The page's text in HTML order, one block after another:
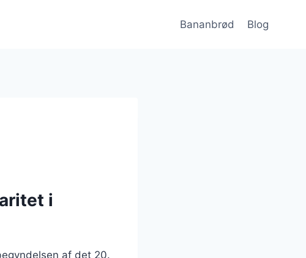
Bananbrød Blog
i
af det 20.